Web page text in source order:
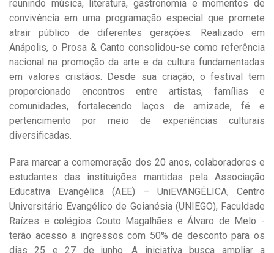
reunindo música, literatura, gastronomia e momentos de
convivência em uma programação especial que promete
atrair público de diferentes gerações. Realizado em
Anápolis, o Prosa & Canto consolidou-se como referência
nacional na promoção da arte e da cultura fundamentadas
em valores cristãos. Desde sua criação, o festival tem
proporcionado encontros entre artistas, famílias e
comunidades, fortalecendo laços de amizade, fé e
pertencimento por meio de experiências culturais
diversificadas.
Para marcar a comemoração dos 20 anos, colaboradores e
estudantes das instituições mantidas pela Associação
Educativa Evangélica (AEE) – UniEVANGÉLICA, Centro
Universitário Evangélico de Goianésia (UNIEGO), Faculdade
Raízes e colégios Couto Magalhães e Álvaro de Melo -
terão acesso a ingressos com 50% de desconto para os
dias 25 e 27 de junho. A iniciativa busca ampliar a